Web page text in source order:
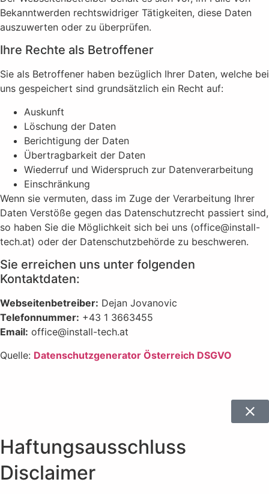
Bekanntwerden rechtswidriger Tätigkeiten, diese Daten
auszuwerten oder zu überprüfen.
Ihre Rechte als Betroffener
Sie als Betroffener haben bezüglich Ihrer Daten, welche bei
uns gespeichert sind grundsätzlich ein Recht auf:
Auskunft
Löschung der Daten
Berichtigung der Daten
Übertragbarkeit der Daten
Wiederruf und Widerspruch zur Datenverarbeitung
Einschränkung
Wenn sie vermuten, dass im Zuge der Verarbeitung Ihrer
Daten Verstöße gegen das Datenschutzrecht passiert sind,
so haben Sie die Möglichkeit sich bei uns (office@install-
tech.at) oder der Datenschutzbehörde zu beschweren.
Sie erreichen uns unter folgenden
Kontaktdaten:
Webseitenbetreiber: Dejan Jovanovic
Telefonnummer: +43 1 3663455
Email: office@install-tech.at
Quelle: Datenschutzgenerator Österreich DSGVO
Haftungsausschluss
Disclaimer